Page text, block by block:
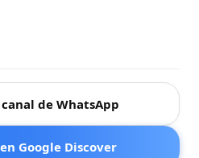
de WhatsApp
Google Discover